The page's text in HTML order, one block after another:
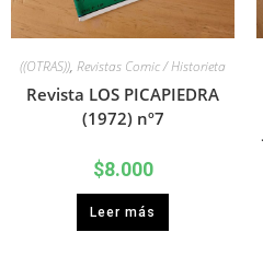
((OTRAS)), Revistas Comic / Historieta
Revista LOS PICAPIEDRA
(1972) nº7
$8.000
Leer más